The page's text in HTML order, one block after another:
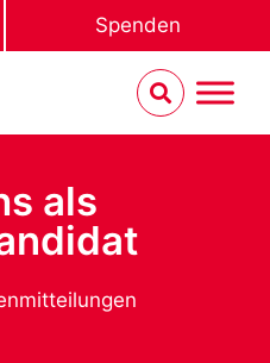
Spenden
als